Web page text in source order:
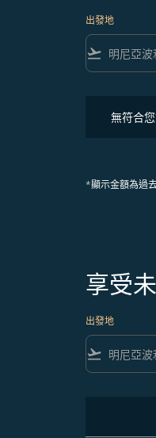
出發地
flight_takeoff
無符合
*顯示金額為過
享受
出發地
flight_takeoff